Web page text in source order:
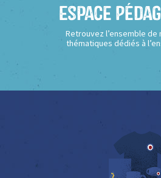
Espace
Retrouvez l’ensemble de
thématiques dédiés à